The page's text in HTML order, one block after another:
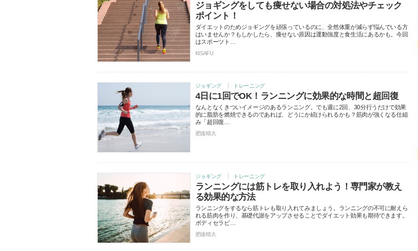
ジョギングをしても痩せない場合の対処法やチェック
ポイント！
ダイエットのためジョギングを頑張っているのに、全然体重が減らず悩んでいる方
はいませんか？もしかしたら、痩せない原因は運動強度と食生活にあるかも。今回
はスポーツト…
KISAFU
ジョギング トレーニング
4日に1回でOK！ランニングに効果的な時間と超回復
なんとなくきついイメージのあるランニング。でも週に2回、30分行うだけで効果
的に脂肪を燃焼できるのであれば、どうにか続けられるかも？筋肉が強くなる仕組
み「超回復…
肥後晴久
ジョギング トレーニング
ランニングには筋トレを取り入れよう！専門家が教え
る効果的な方法
ランニングをするなら筋トレも取り入れてみましょう。ランニングの不可に耐えら
れる筋肉を作り、基礎代謝をアップさせることでダイエット効果も期待できます。
ボディセラピ…
肥後晴久